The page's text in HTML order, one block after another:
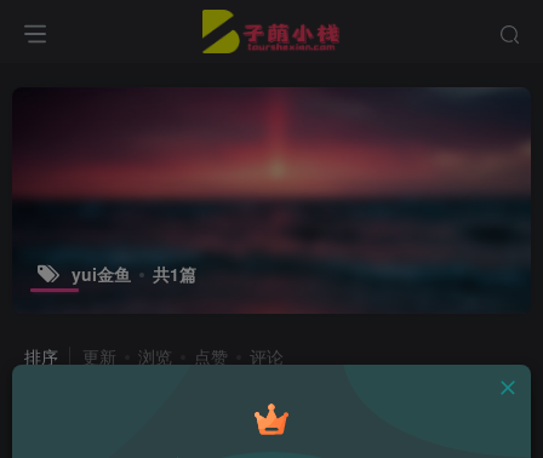
yui金鱼 共1篇
排序 更新 浏览 点赞 评论
yui金鱼可盐可甜，各种时崎狂三形象
完美演绎